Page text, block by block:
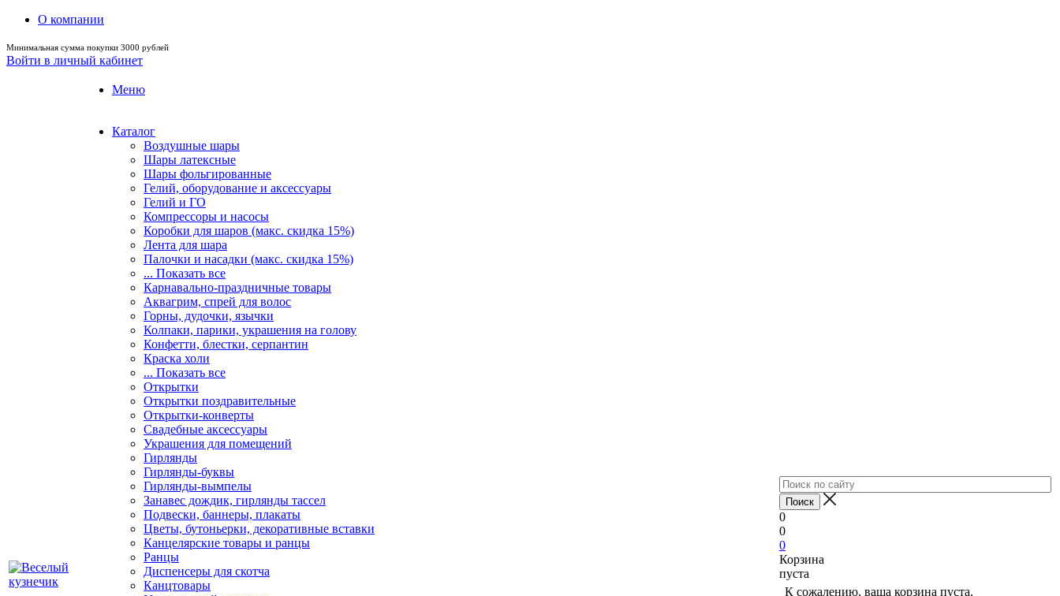
О компании
Минимальная сумма покупки 3000 рублей
Войти в личный кабинет
Меню
Каталог
Воздушные шары
Шары латексные
Шары фольгированные
Гелий, оборудование и аксессуары
Гелий и ГО
Компрессоры и насосы
Коробки для шаров (макс. скидка 15%)
Лента для шара
Палочки и насадки (макс. скидка 15%)
... Показать все
Карнавально-праздничные товары
Аквагрим, спрей для волос
Горны, дудочки, язычки
Колпаки, парики, украшения на голову
Конфетти, блестки, серпантин
Краска холи
... Показать все
Открытки
Открытки поздравительные
Открытки-конверты
Свадебные аксессуары
Украшения для помещений
Гирлянды
Гирлянды-буквы
Гирлянды-вымпелы
Занавес дождик, гирлянды тассел
Подвески, баннеры, плакаты
Цветы, бутоньерки, декоративные вставки
Канцелярские товары и ранцы
Ранцы
Диспенсеры для скотча
Канцтовары
0
0
0
Корзина
пуста
К сожалению, ваша корзина пуста.